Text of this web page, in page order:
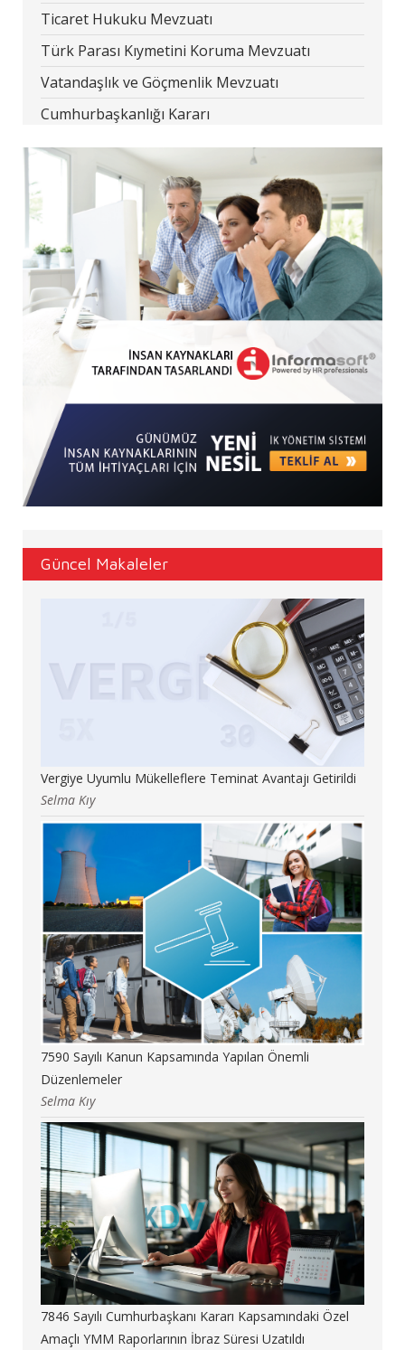
Ticaret Hukuku Mevzuatı
Türk Parası Kıymetini Koruma Mevzuatı
Vatandaşlık ve Göçmenlik Mevzuatı
Cumhurbaşkanlığı Kararı
Güncel Makaleler
Vergiye Uyumlu Mükelleflere Teminat Avantajı Getirildi
Selma Kıy
7590 Sayılı Kanun Kapsamında Yapılan Önemli
Düzenlemeler
Selma Kıy
7846 Sayılı Cumhurbaşkanı Kararı Kapsamındaki Özel
Amaçlı YMM Raporlarının İbraz Süresi Uzatıldı